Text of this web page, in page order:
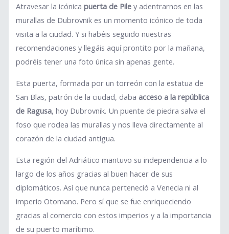
Atravesar la icónicapuerta de Pile y adentrarnos en las
murallas de Dubrovnik es un momento icónico de toda
visita a la ciudad. Y si habéis seguido nuestras
recomendaciones y llegáis aquí prontito por la mañana,
podréis tener una foto única sin apenas gente.
Esta puerta, formada por un torreón con la estatua de
San Blas, patrón de la ciudad, dabaacceso a la república
de Ragusa, hoy Dubrovnik. Un puente de piedra salva el
foso que rodea las murallas y nos lleva directamente al
corazón de la ciudad antigua.
Esta región del Adriático mantuvo su independencia a lo
largo de los años gracias al buen hacer de sus
diplomáticos. Así que nunca perteneció a Venecia ni al
imperio Otomano. Pero sí que se fue enriqueciendo
gracias al comercio con estos imperios y a la importancia
de su puerto marítimo.